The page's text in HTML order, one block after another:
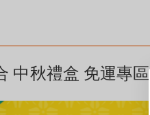
中秋禮盒 免運專區